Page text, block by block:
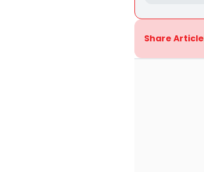
Share Article